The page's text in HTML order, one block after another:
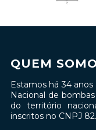
QUEM
Estamos há 34
Nacional de
do território
inscritos no CNPJ